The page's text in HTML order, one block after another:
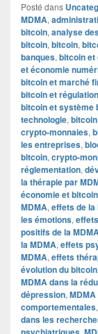
Posté dans
MDMA,
bitcoin, analyse
bitcoin, bitcoin,
banques, bitcoin
et économie
bitcoin et marché
bitcoin et
bitcoin et système
technologie,
crypto-monnaies,
les entreprises,
bitcoin, crypto-
réglementation,
la thérapie par
économie et bitcoin
MDMA, effets de la
les émotions,
positifs de la
la MDMA, effets
MDMA, effets
évolution du bitcoin
MDMA dans la
dépression,
comportementales,
dans les